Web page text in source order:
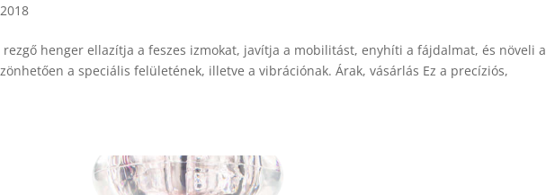
rezgő henger ellazítja a feszes izmokat, javítja a mobilitást, enyhíti a fájdalmat, és növeli a
a speciális felületének, illetve a vibrációnak. Árak, vásárlás Ez a precíziós,